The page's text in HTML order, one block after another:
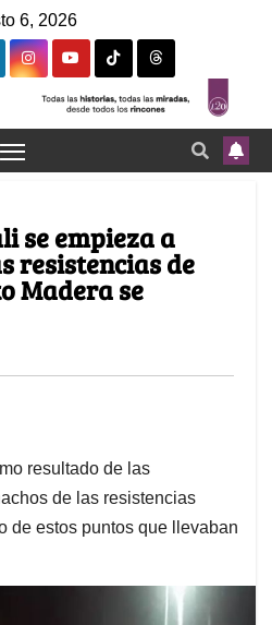
6, 2026
se empieza a
resistencias de
Madera se
resultado de las
de las resistencias
de estos puntos que llevaban